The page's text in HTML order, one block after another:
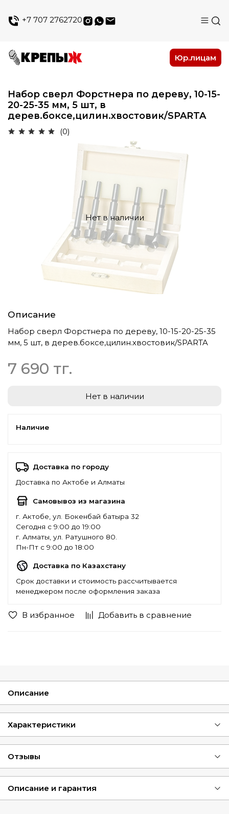
+7 707 2762720
Юр.лицам
Набор сверл Форстнера по дереву, 10-15-
20-25-35 мм, 5 шт, в
дерев.боксе,цилин.хвостовик/SPARTA
(0)
В избранное Добавить в сравнение
Нет в наличии
Описание
Набор сверл Форстнера по дереву, 10-15-20-25-35
мм, 5 шт, в дерев.боксе,цилин.хвостовик/SPARTA
7 690 тг.
Нет в наличии
Наличие
Доставка по городу
Доставка по Актобе и Алматы
Самовывоз из магазина
г. Актобе, ул. Бокенбай батыра 32
Сегодня с 9:00 до 19:00
г. Алматы, ул. Ратушного 80.
Пн-Пт с 9:00 до 18:00
Доставка по Казахстану
Срок доставки и стоимость рассчитывается
менеджером после оформления заказа
Описание
Характеристики
Отзывы
Описание и гарантия